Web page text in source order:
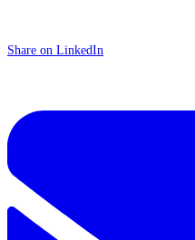
Share on LinkedIn